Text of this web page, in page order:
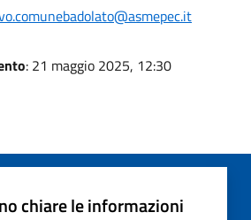
: 21 maggio 2025, 12:30
chiare le informazioni